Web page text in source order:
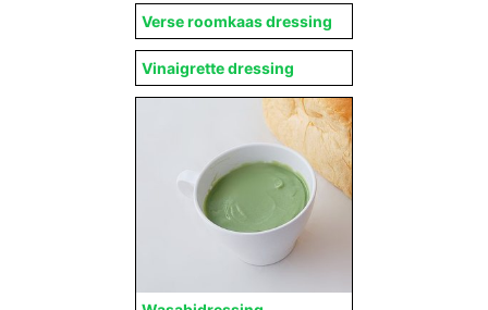
Verse roomkaas dressing
Vinaigrette dressing